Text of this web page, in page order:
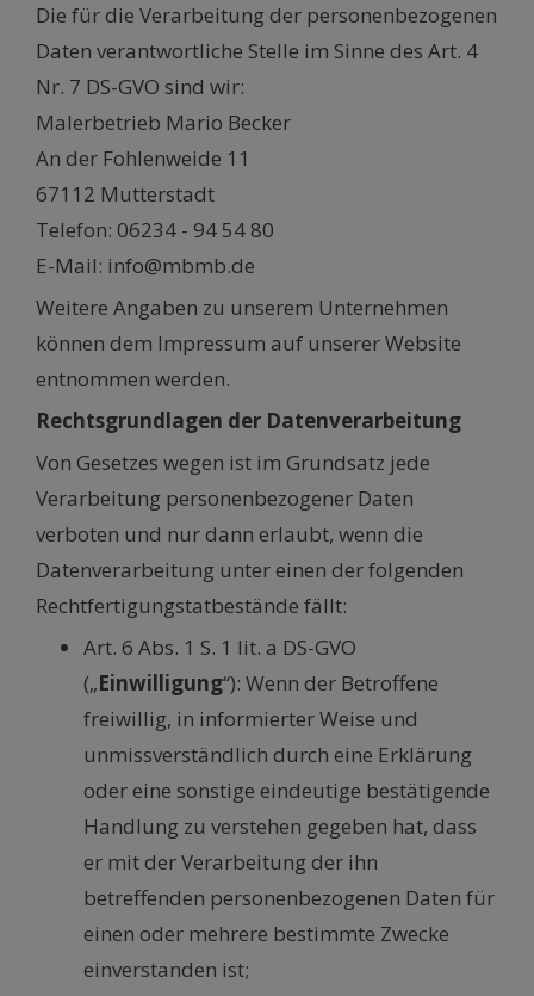
Die für die Verarbeitung der personenbezogenen
Daten verantwortliche Stelle im Sinne des Art. 4
Nr. 7 DS-GVO sind wir:
Malerbetrieb Mario Becker
An der Fohlenweide 11
67112 Mutterstadt
Telefon: 06234 - 94 54 80
E-Mail: info@mbmb.de
Weitere Angaben zu unserem Unternehmen
können dem Impressum auf unserer Website
entnommen werden.
Rechtsgrundlagen der Datenverarbeitung
Von Gesetzes wegen ist im Grundsatz jede
Verarbeitung personenbezogener Daten
verboten und nur dann erlaubt, wenn die
Datenverarbeitung unter einen der folgenden
Rechtfertigungstatbestände fällt:
Art. 6 Abs. 1 S. 1 lit. a DS-GVO
(„Einwilligung“): Wenn der Betroffene
freiwillig, in informierter Weise und
unmissverständlich durch eine Erklärung
oder eine sonstige eindeutige bestätigende
Handlung zu verstehen gegeben hat, dass
er mit der Verarbeitung der ihn
betreffenden personenbezogenen Daten für
einen oder mehrere bestimmte Zwecke
einverstanden ist;